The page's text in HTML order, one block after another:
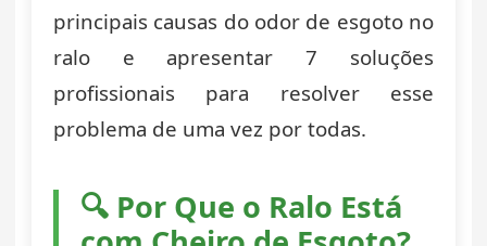
principais causas do odor de esgoto no
ralo e apresentar 7 soluções
profissionais para resolver esse
problema de uma vez por todas.
🔍 Por Que o Ralo Está